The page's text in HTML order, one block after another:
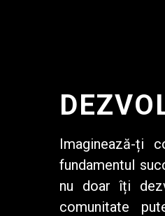
Imaginează-ți
fundamentul
nu doar îți
comunitate